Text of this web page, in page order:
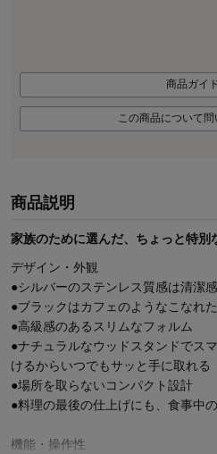
商品ガイ
この商品について問
商品説明
家族のために選んだ、ちょっと特別
デザイン・外観
●シルバーのステンレス質感は清潔
●ブラックはカフェのようなこなれ
●高級感のあるスリムなフォルム
●ナチュラルなウッドスタンドでス
けるからいつでもサッと手に取れる
●場所を取らないコンパクト設計
●料理の最後の仕上げにも、食事中
機能・操作性